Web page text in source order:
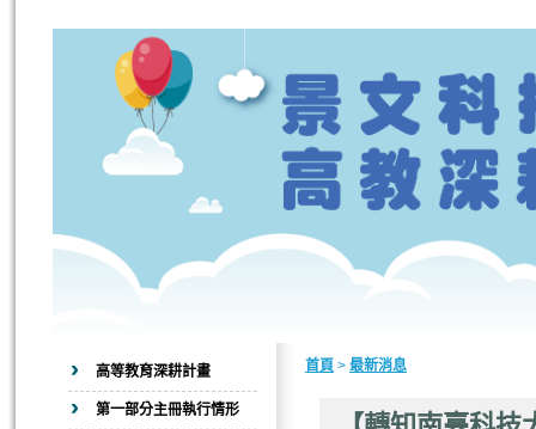
高等教育深耕計畫
第一部分主冊執行情形
首頁 > 最新消息